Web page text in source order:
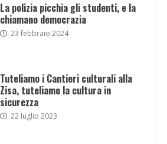
La polizia picchia gli studenti, e la
chiamano democrazia
23 febbraio 2024
Tuteliamo i Cantieri culturali alla
Zisa, tuteliamo la cultura in
sicurezza
22 luglio 2023